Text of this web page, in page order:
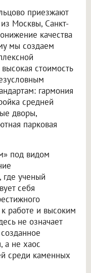
приезжают
Москвы, Санкт-
качества
мы создаем
стоимость
гармония
средней
дворы,
парковая
под видом
ученый
себя
работе и высоким
не означает
а не хаос
среди каменных